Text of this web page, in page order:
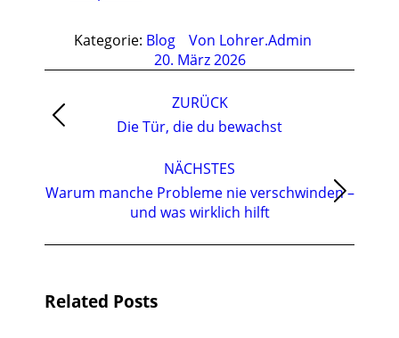
Kategorie: Blog Von Lohrer.Admin
20. März 2026
ZURÜCK
Vorheriger
Die Tür, die du bewachst
NÄCHSTES
Nächster
Beitrag:
Warum manche Probleme nie verschwinden –
und was wirklich hilft
Related Posts